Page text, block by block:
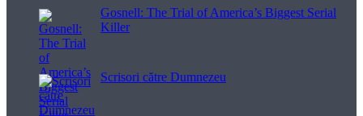
Gosnell: The Trial of America’s Biggest Serial
Killer
Scrisori către Dumnezeu